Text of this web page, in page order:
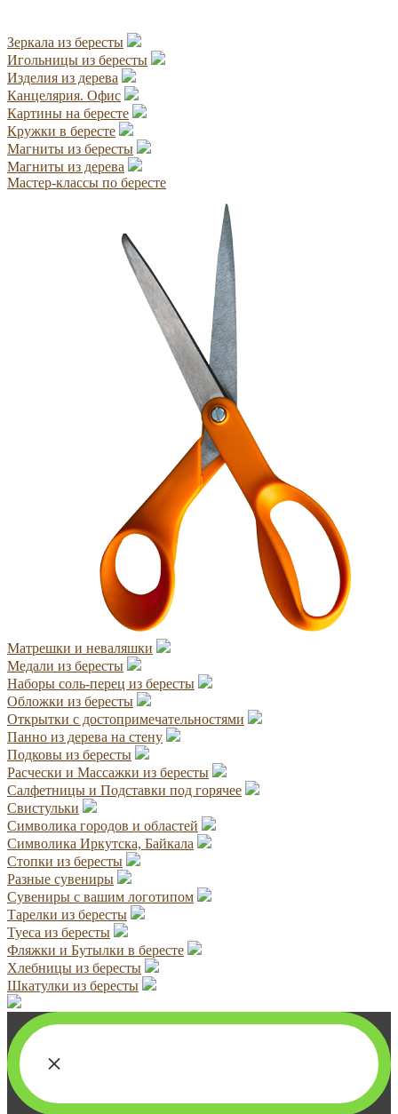
Зеркала из бересты
Игольницы из бересты
Изделия из дерева
Канцелярия. Офис
Картины на бересте
Кружки в бересте
Магниты из бересты
Магниты из дерева
Мастер-классы по бересте
Матрешки и неваляшки
Медали из бересты
Наборы соль-перец из бересты
Обложки из бересты
Открытки с достопримечательностями
Панно из дерева на стену
Подковы из бересты
Расчески и Массажки из бересты
Салфетницы и Подставки под горячее
Свистульки
Символика городов и областей
Символика Иркутска, Байкала
Стопки из бересты
Разные сувениры
Сувениры с вашим логотипом
Тарелки из бересты
Туеса из бересты
Фляжки и Бутылки в бересте
Хлебницы из бересты
Шкатулки из бересты
×